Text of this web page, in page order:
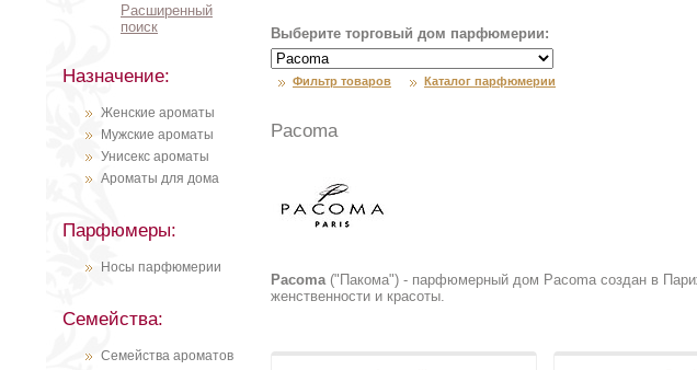
Расширенный
поиск
Назначение:
Женские ароматы
Мужские ароматы
Унисекс ароматы
Ароматы для дома
Парфюмеры:
Носы парфюмерии
Семейства:
Семейства ароматов
Выберите торговый дом парфюмерии:
Фильтр товаров Каталог парфюмерии
Pacoma
Pacoma ("Пакома") - парфюмерный дом Pacoma создан в
женственности и красоты.